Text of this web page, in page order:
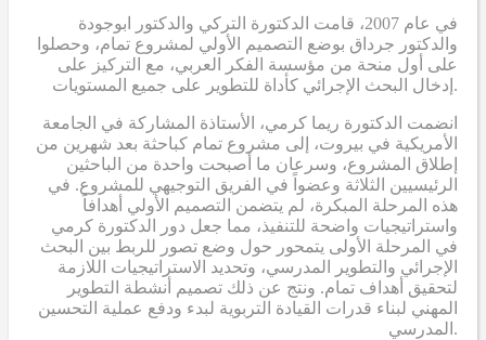
في عام 2007، قامت الدكتورة التركي والدكتور ابوجودة
والدكتور جرداق بوضع التصميم الأولي لمشروع تمام، وحصلوا
على أول منحة من مؤسسة الفكر العربي، مع التركيز على
إدخال البحث الإجرائي كأداة للتطوير على جميع المستويات.
انضمت الدكتورة ريما كرمي، الأستاذة المشاركة في الجامعة
الأمريكية في بيروت، إلى مشروع تمام كباحثة بعد شهرين من
إطلاق المشروع، وسرعان ما أصبحت واحدة من الباحثين
الرئيسيين الثلاثة وعضواً في الفريق التوجيهي للمشروع. في
هذه المرحلة المبكرة، لم يتضمن التصميم الأولي أهدافاً
واستراتيجيات واضحة للتنفيذ، مما جعل دور الدكتورة كرمي
في المرحلة الأولى يتمحور حول وضع تصور للربط بين البحث
الإجرائي والتطوير المدرسي، وتحديد الاستراتيجيات اللازمة
لتحقيق أهداف تمام. ونتج عن ذلك تصميم أنشطة التطوير
المهني لبناء قدرات القيادة التربوية لبدء ودفع عملية التحسين
المدرسي.